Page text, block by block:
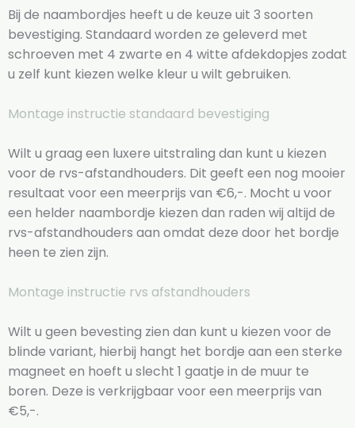
Bij de naambordjes heeft u de keuze uit 3 soorten
bevestiging. Standaard worden ze geleverd met
schroeven met 4 zwarte en 4 witte afdekdopjes zodat
u zelf kunt kiezen welke kleur u wilt gebruiken.
Montage instructie standaard bevestiging
Wilt u graag een luxere uitstraling dan kunt u kiezen
voor de rvs-afstandhouders. Dit geeft een nog mooier
resultaat voor een meerprijs van €6,-. Mocht u voor
een helder naambordje kiezen dan raden wij altijd de
rvs-afstandhouders aan omdat deze door het bordje
heen te zien zijn.
Montage instructie rvs afstandhouders
Wilt u geen bevesting zien dan kunt u kiezen voor de
blinde variant, hierbij hangt het bordje aan een sterke
magneet en hoeft u slecht 1 gaatje in de muur te
boren. Deze is verkrijgbaar voor een meerprijs van
€5,-.